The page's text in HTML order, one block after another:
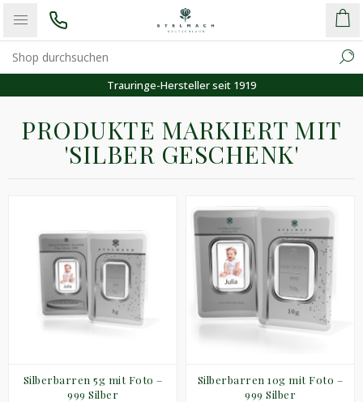
Trauringe-Hersteller seit 1919
PRODUKTE MARKIERT MIT
'SILBER GESCHENK'
Silberbarren 5g mit Foto –
999 Silber
Silberbarren 10g mit Foto –
999 Silber